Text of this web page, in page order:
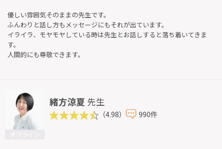
優しい雰囲気そのままの先生です。
ふんわりと話し方もメッセージにもそれが出ています。
イライラ、モヤモヤしている時は先生とお話しすると落ち着いてきま
す。
人間的にも尊敬できます。
緒方涼夏 先生
（4.98） 990件